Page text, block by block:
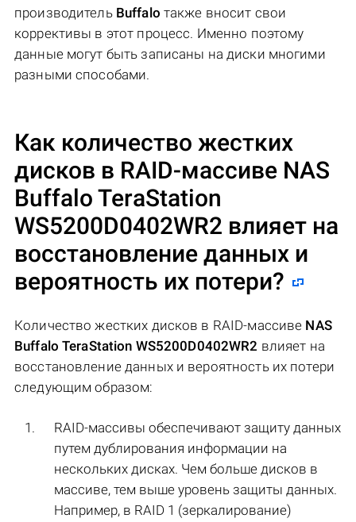
производитель Buffalo также вносит свои
коррективы в этот процесс. Именно поэтому
данные могут быть записаны на диски многими
разными способами.
Как количество жестких
дисков в RAID-массиве NAS
Buffalo TeraStation
WS5200D0402WR2 влияет на
восстановление данных и
вероятность их потери?
Количество жестких дисков в RAID-массиве NAS
Buffalo TeraStation WS5200D0402WR2 влияет на
восстановление данных и вероятность их потери
следующим образом:
RAID-массивы обеспечивают защиту данных
путем дублирования информации на
нескольких дисках. Чем больше дисков в
массиве, тем выше уровень защиты данных.
Например, в RAID 1 (зеркалирование)